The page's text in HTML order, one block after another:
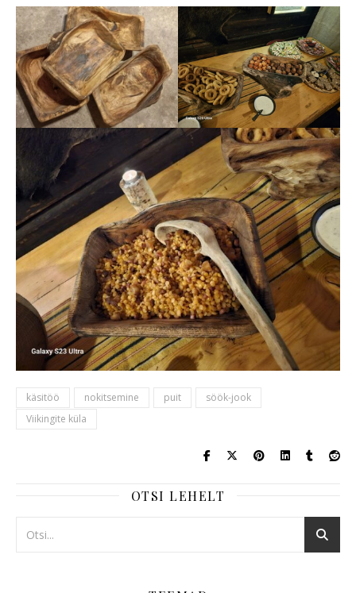
käsitöö nokitsemine puit
söök-jook
Viikingite küla
OTSI LEHELT